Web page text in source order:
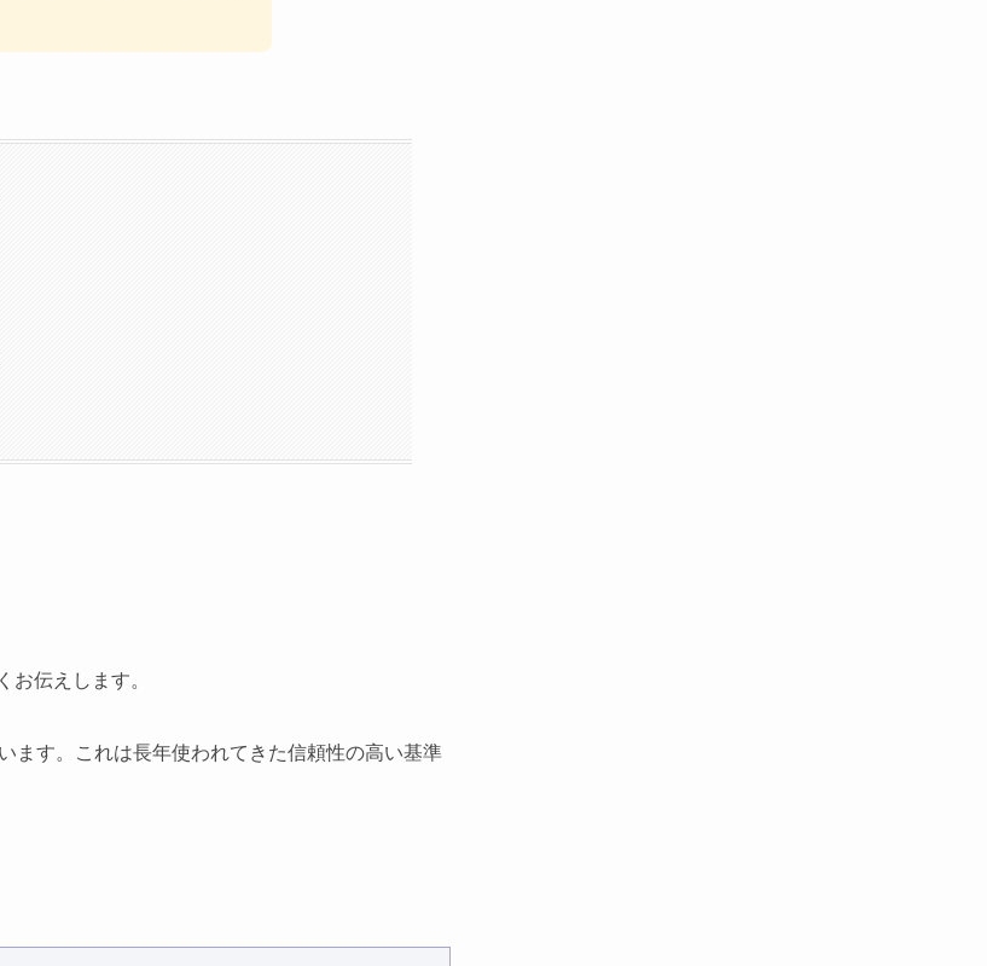
伝えします。
ます。これは長年使われてきた信頼性の高い基準